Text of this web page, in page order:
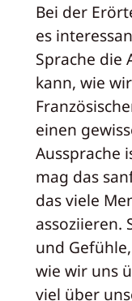
Bei der
es
Sprache die
kann, wie
einen
Aussprache
mag das
das viele
assoziieren.
und
wie wir uns
viel über